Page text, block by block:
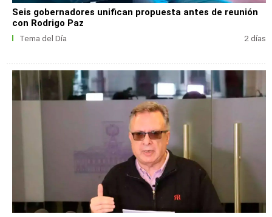
Seis gobernadores unifican propuesta antes de reunión
con Rodrigo Paz
Tema del Día 2 días